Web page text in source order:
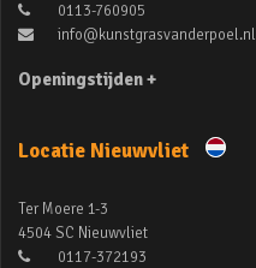
0113-760905
info@kunstgrasvanderpoel.nl
Openingstijden +
Locatie Nieuwvliet
Ter Moere 1-3
4504 SC Nieuwvliet
0117-372193